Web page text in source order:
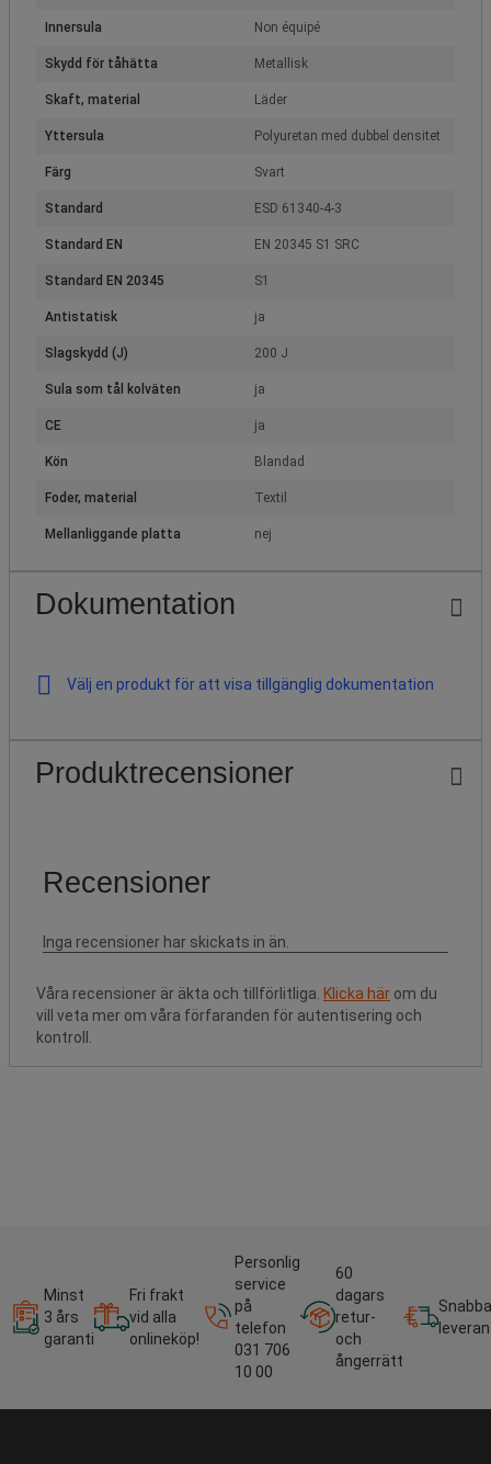
Innersula Non équipé
Skydd för tåhätta Metallisk
Skaft, material Läder
Yttersula Polyuretan med dubbel densitet
Färg Svart
Standard ESD 61340-4-3
Standard EN EN 20345 S1 SRC
Standard EN 20345 S1
Antistatisk ja
Slagskydd (J) 200 J
Sula som tål kolväten ja
CE ja
Kön Blandad
Foder, material Textil
Mellanliggande platta nej
Dokumentation
Välj en produkt för att visa tillgänglig dokumentation
Produktrecensioner
Våra recensioner är äkta och tillförlitliga. Klicka här om du
vill veta mer om våra förfaranden för autentisering och
kontroll.
Minst
3 års
garanti
Fri frakt
vid alla
onlineköp!
Personlig
service
på
telefon
031 706
10 00
60
dagars
retur-
och
ångerrätt
Snabba